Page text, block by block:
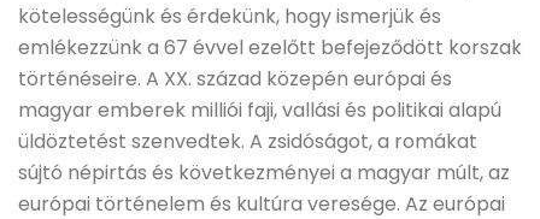
kötelességünk és érdekünk, hogy ismerjük és
emlékezzünk a 67 évvel ezelőtt befejeződött korszak
történéseire. A XX. század közepén európai és
magyar emberek milliói faji, vallási és politikai alapú
üldöztetést szenvedtek. A zsidóságot, a romákat
sújtó népirtás és következményei a magyar múlt, az
európai történelem és kultúra veresége. Az európai